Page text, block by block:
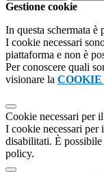
Gestione cookie
In questa schermata è
I cookie necessari
piattaforma e non è
Per conoscere quali
visionare la
Cookie necessari per
I cookie necessari per
disabilitati. È
policy.